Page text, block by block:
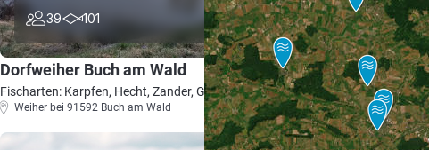
39 101 5.0
Dorfweiher Buch am Wald
Fischarten: Karpfen, Hecht, Zander, Graskarpfen
Weiher bei 91592 Buch am Wald